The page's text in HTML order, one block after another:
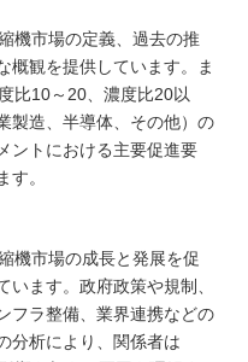
機市場の定義、過去の推
概観を提供しています。ま
比10～20、濃度比20以
製造、半導体、その他）の
ントにおける主要促進要
す。
機市場の成長と発展を促
ます。政府政策や規制、
フラ整備、業界連携などの
分析により、関係者は